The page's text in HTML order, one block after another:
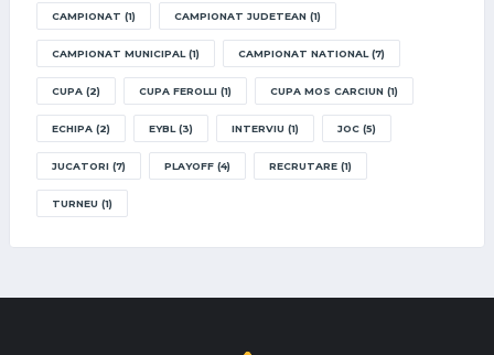
CAMPIONAT (1) CAMPIONAT JUDETEAN (1)
CAMPIONAT MUNICIPAL (1) CAMPIONAT NATIONAL (7)
CUPA (2) CUPA FEROLLI (1) CUPA MOS CARCIUN (1)
ECHIPA (2) EYBL (3) INTERVIU (1) JOC (5)
JUCATORI (7) PLAYOFF (4) RECRUTARE (1)
TURNEU (1)